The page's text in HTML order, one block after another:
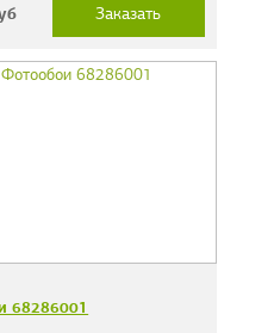
Заказать
68286001